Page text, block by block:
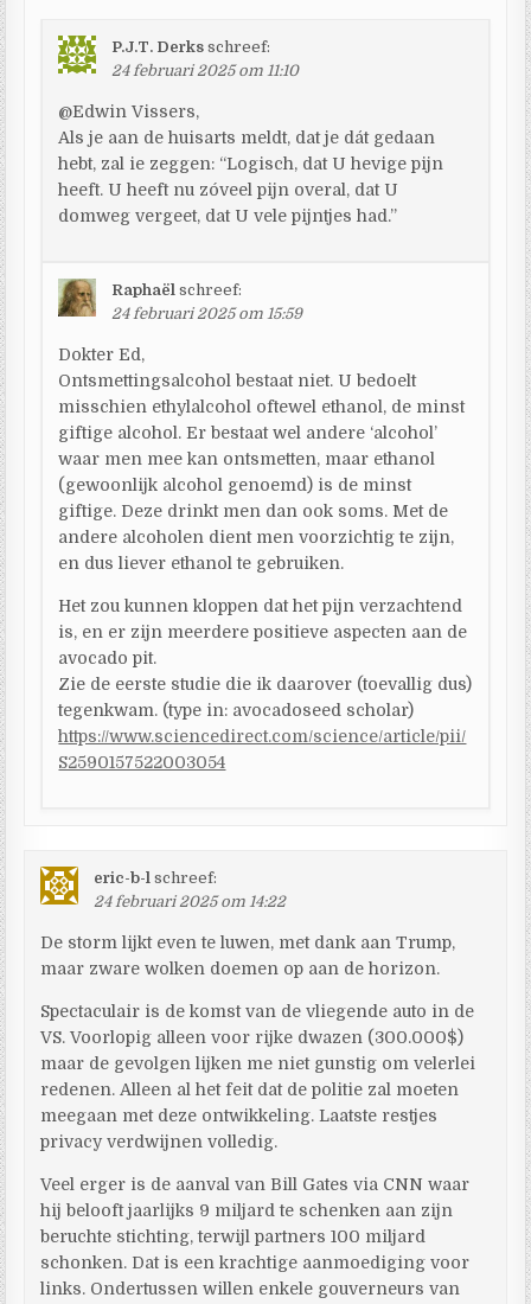
P.J.T. Derks schreef:
24 februari 2025 om 11:10
@Edwin Vissers,
Als je aan de huisarts meldt, dat je dát gedaan
hebt, zal ie zeggen: “Logisch, dat U hevige pijn
heeft. U heeft nu zóveel pijn overal, dat U
domweg vergeet, dat U vele pijntjes had.”
Raphaël schreef:
24 februari 2025 om 15:59
Dokter Ed,
Ontsmettingsalcohol bestaat niet. U bedoelt
misschien ethylalcohol oftewel ethanol, de minst
giftige alcohol. Er bestaat wel andere ‘alcohol’
waar men mee kan ontsmetten, maar ethanol
(gewoonlijk alcohol genoemd) is de minst
giftige. Deze drinkt men dan ook soms. Met de
andere alcoholen dient men voorzichtig te zijn,
en dus liever ethanol te gebruiken.
Het zou kunnen kloppen dat het pijn verzachtend
is, en er zijn meerdere positieve aspecten aan de
avocado pit.
Zie de eerste studie die ik daarover (toevallig dus)
tegenkwam. (type in: avocadoseed scholar)
https://www.sciencedirect.com/science/article/pii/
S2590157522003054
eric-b-l schreef:
24 februari 2025 om 14:22
De storm lijkt even te luwen, met dank aan Trump,
maar zware wolken doemen op aan de horizon.
Spectaculair is de komst van de vliegende auto in de
VS. Voorlopig alleen voor rijke dwazen (300.000$)
maar de gevolgen lijken me niet gunstig om velerlei
redenen. Alleen al het feit dat de politie zal moeten
meegaan met deze ontwikkeling. Laatste restjes
privacy verdwijnen volledig.
Veel erger is de aanval van Bill Gates via CNN waar
hij belooft jaarlijks 9 miljard te schenken aan zijn
beruchte stichting, terwijl partners 100 miljard
schonken. Dat is een krachtige aanmoediging voor
links. Ondertussen willen enkele gouverneurs van